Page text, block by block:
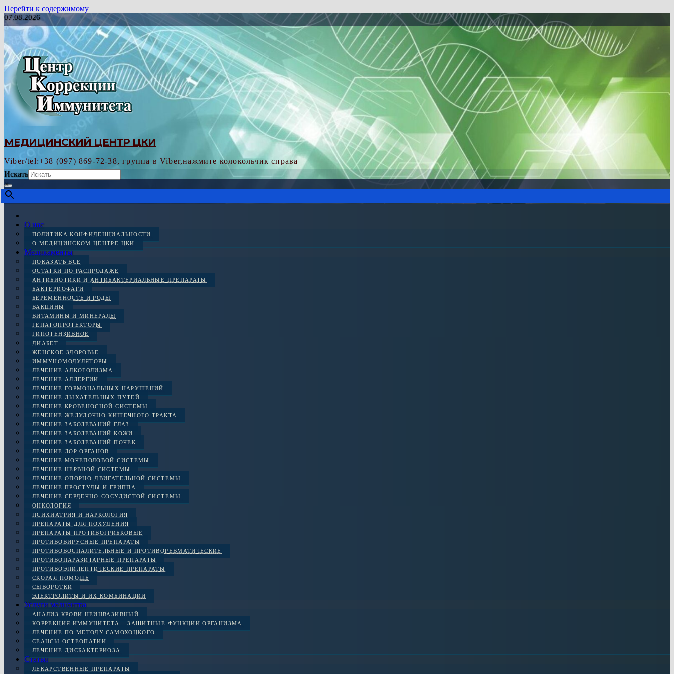
Перейти к содержимому
07.08.2026
МЕДИЦИНСКИЙ ЦЕНТР ЦКИ
Viber/tel:+38 (097) 869-72-38, группа в Viber,нажмите колокольчик справа
Искать
×
О нас
ПОЛИТИКА КОНФИДЕНЦИАЛЬНОСТИ
О МЕДИЦИНСКОМ ЦЕНТРЕ ЦКИ
Медикаменты
ПОКАЗАТЬ ВСЕ
ОСТАТКИ ПО РАСПРОДАЖЕ
АНТИБИОТИКИ И АНТИБАКТЕРИАЛЬНЫЕ ПРЕПАРАТЫ
БАКТЕРИОФАГИ
БЕРЕМЕННОСТЬ И РОДЫ
ВАКЦИНЫ
ВИТАМИНЫ И МИНЕРАЛЫ
ГЕПАТОПРОТЕКТОРЫ
ГИПОТЕНЗИВНОЕ
ДИАБЕТ
ЖЕНСКОЕ ЗДОРОВЬЕ
ИММУНОМОДУЛЯТОРЫ
ЛЕЧЕНИЕ АЛКОГОЛИЗМА
ЛЕЧЕНИЕ АЛЛЕРГИИ
ЛЕЧЕНИЕ ГОРМОНАЛЬНЫХ НАРУШЕНИЙ
ЛЕЧЕНИЕ ДЫХАТЕЛЬНЫХ ПУТЕЙ
ЛЕЧЕНИЕ КРОВЕНОСНОЙ СИСТЕМЫ
ЛЕЧЕНИЕ ЖЕЛУДОЧНО-КИШЕЧНОГО ТРАКТА
ЛЕЧЕНИЕ ЗАБОЛЕВАНИЙ ГЛАЗ
ЛЕЧЕНИЕ ЗАБОЛЕВАНИЙ КОЖИ
ЛЕЧЕНИЕ ЗАБОЛЕВАНИЙ ПОЧЕК
ЛЕЧЕНИЕ ЛОР ОРГАНОВ
ЛЕЧЕНИЕ МОЧЕПОЛОВОЙ СИСТЕМЫ
ЛЕЧЕНИЕ НЕРВНОЙ СИСТЕМЫ
ЛЕЧЕНИЕ ОПОРНО-ДВИГАТЕЛЬНОЙ СИСТЕМЫ
ЛЕЧЕНИЕ ПРОСТУДЫ И ГРИППА
ЛЕЧЕНИЕ СЕРДЕЧНО-СОСУДИСТОЙ СИСТЕМЫ
ОНКОЛОГИЯ
ПСИХИАТРИЯ И НАРКОЛОГИЯ
ПРЕПАРАТЫ ДЛЯ ПОХУДЕНИЯ
ПРЕПАРАТЫ ПРОТИВОГРИБКОВЫЕ
ПРОТИВОВИРУСНЫЕ ПРЕПАРАТЫ
ПРОТИВОВОСПАЛИТЕЛЬНЫЕ И ПРОТИВОРЕВМАТИЧЕСКИЕ
ПРОТИВОПАРАЗИТАРНЫЕ ПРЕПАРАТЫ
ПРОТИВОЭПИЛЕПТИЧЕСКИЕ ПРЕПАРАТЫ
СКОРАЯ ПОМОЩЬ
СЫВОРОТКИ
ЭЛЕКТРОЛИТЫ И ИХ КОМБИНАЦИИ
Услуги медцентра
АНАЛИЗ КРОВИ НЕИНВАЗИВНЫЙ
КОРРЕКЦИЯ ИММУНИТЕТА – ЗАЩИТНЫЕ ФУНКЦИИ ОРГАНИЗМА
ЛЕЧЕНИЕ ПО МЕТОДУ САМОХОЦКОГО
СЕАНСЫ ОСТЕОПАТИИ
ЛЕЧЕНИЕ ДИСБАКТЕРИОЗА
Статьи
ЛЕКАРСТВЕННЫЕ ПРЕПАРАТЫ